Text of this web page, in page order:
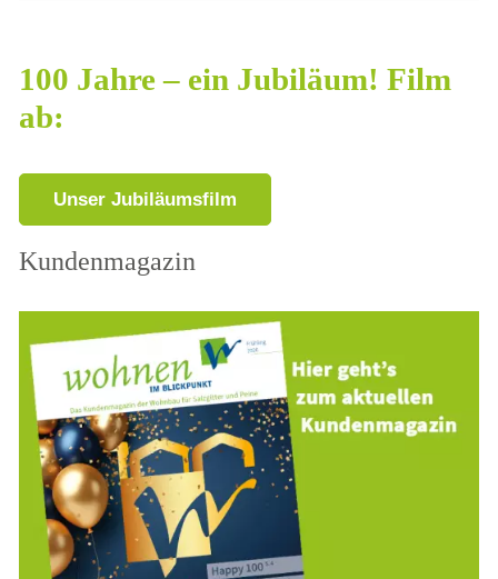
100 Jahre – ein Jubiläum! Film
ab:
Unser Jubiläumsfilm
Kundenmagazin